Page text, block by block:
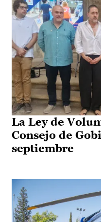
La Ley de
Consejo de
septiembre